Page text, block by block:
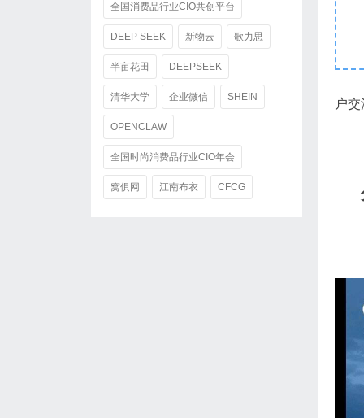
户
全国消费品行业CIO共创平台
DEEP SEEK 新物云 歌力思
半亩花田 DEEPSEEK
清华大学 企业微信 SHEIN
OPENCLAW
全国时尚消费品行业CIO年会
窝俱网 江南布衣 CFCG